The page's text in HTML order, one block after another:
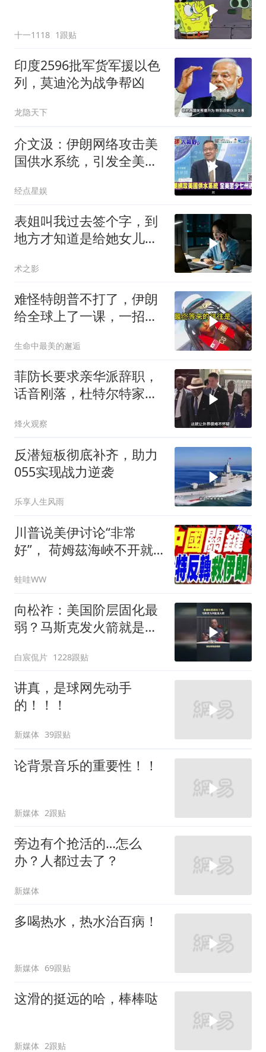
十一1118 1跟贴
印度2596批军货军援以色
列，莫迪沦为战争帮凶
龙隐天下
介文汲：伊朗网络攻击美
国供水系统，引发全美至
经点星娱
表姐叫我过去签个字，到
地方才知道是给她女儿婚
术之影
难怪特朗普不打了，伊朗
给全球上了一课，一招吃
生命中最美的邂逅
菲防长要求亲华派辞职，
话音刚落，杜特尔特家族
烽火观察
反潜短板彻底补齐，助力
055实现战力逆袭
乐享人生风雨
川普说美伊讨论“非常
好”， 荷姆茲海峽不开就
谢寒冰｜辣晚报20260805
蛙哇WW
向松祚：美国阶层固化最
弱？马斯克发火箭就是答
白宸侃片 1228跟贴
讲真，是球网先动手
的！！！
新媒体 39跟贴
论背景音乐的重要性！！
新媒体 2跟贴
旁边有个抢活的…怎么
办？人都过去了？
新媒体
多喝热水，热水治百病！
新媒体 69跟贴
这滑的挺远的哈，棒棒哒
新媒体 2跟贴